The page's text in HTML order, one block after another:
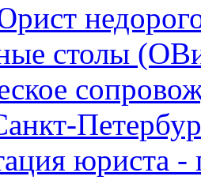
столы
юриста -